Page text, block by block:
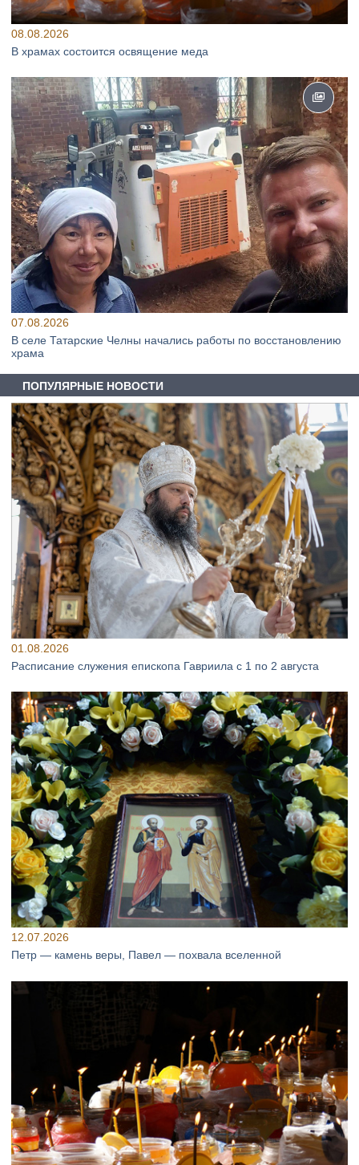
08.08.2026
В храмах состоится освящение меда
07.08.2026
В селе Татарские Челны начались работы по восстановлению
храма
ПОПУЛЯРНЫЕ НОВОСТИ
01.08.2026
Расписание служения епископа Гавриила с 1 по 2 августа
12.07.2026
Петр — камень веры, Павел — похвала вселенной